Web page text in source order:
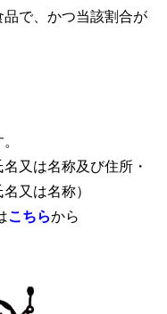
で、かつ当該割合が
又は名称及び住所・
又は名称）
こちらから